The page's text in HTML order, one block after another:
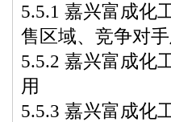
5.5.1 嘉兴富成化
售区域、竞争对
5.5.2 嘉兴富成化
用
5.5.3 嘉兴富成化